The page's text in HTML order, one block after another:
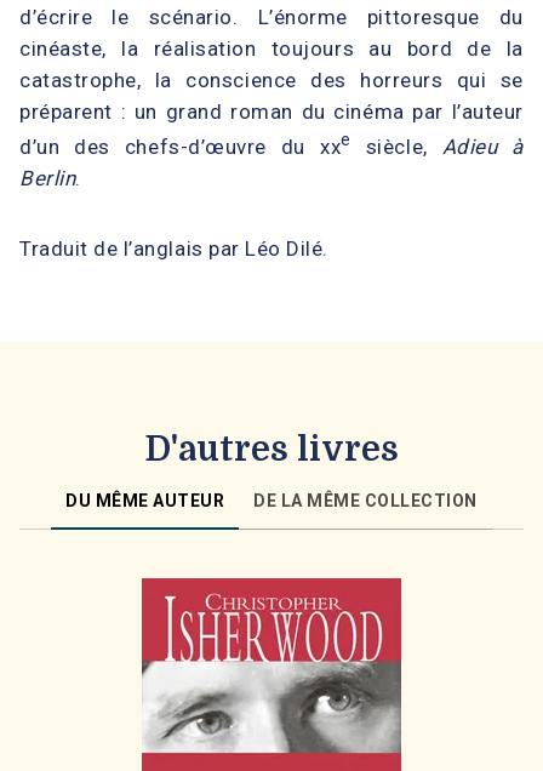
d’écrire le scénario. L’énorme pittoresque du
cinéaste, la réalisation toujours au bord de la
catastrophe, la conscience des horreurs qui se
préparent : un grand roman du cinéma par l’auteur
d’un des chefs-d’œuvre du xxe siècle, Adieu à
Berlin.
Traduit de l’anglais par Léo Dilé.
D'autres livres
DU MÊME AUTEUR DE LA MÊME COLLECTION